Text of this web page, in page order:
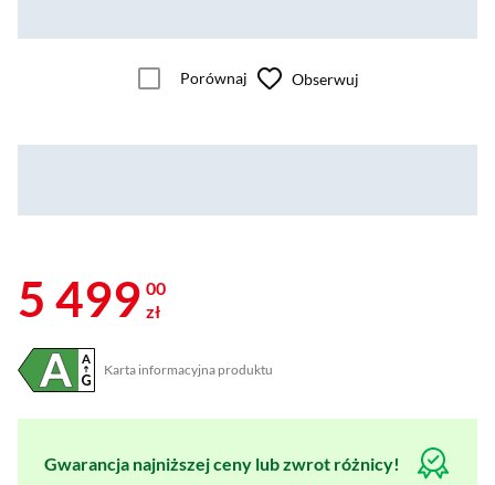
Porównaj Obserwuj
5 499 00
zł
Karta informacyjna produktu
Plik w formacie pdf
(otworzy się w nowym oknie)
Gwarancja najniższej ceny lub zwrot różnicy!